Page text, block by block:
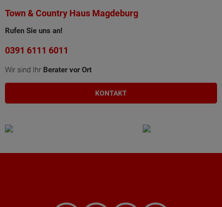
Town & Country Haus Magdeburg
Rufen Sie uns an!
0391 6111 6011
Wir sind Ihr Berater vor Ort
KONTAKT